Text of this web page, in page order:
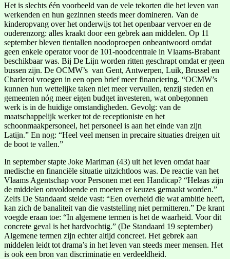
Het is slechts één voorbeeld van de vele tekorten die het leven van
werkenden en hun gezinnen steeds meer domineren. Van de
kinderopvang over het onderwijs tot het openbaar vervoer en de
ouderenzorg: alles kraakt door een gebrek aan middelen. Op 11
september bleven tientallen noodoproepen onbeantwoord omdat
geen enkele operator voor de 101-noodcentrale in Vlaams-Brabant
beschikbaar was. Bij De Lijn worden ritten geschrapt omdat er geen
bussen zijn. De OCMW’s van Gent, Antwerpen, Luik, Brussel en
Charleroi vroegen in een open brief meer financiering. “OCMW’s
kunnen hun wettelijke taken niet meer vervullen, tenzij steden en
gemeenten nóg meer eigen budget investeren, wat onbegonnen
werk is in de huidige omstandigheden. Gevolg: van de
maatschappelijk werker tot de receptioniste en het
schoonmaakpersoneel, het personeel is aan het einde van zijn
Latijn.” En nog: “Heel veel mensen in precaire situaties dreigen uit
de boot te vallen.”
In september stapte Joke Mariman (43) uit het leven omdat haar
medische en financiële situatie uitzichtloos was. De reactie van het
Vlaams Agentschap voor Personen met een Handicap? “Helaas zijn
de middelen onvoldoende en moeten er keuzes gemaakt worden.”
Zelfs De Standaard stelde vast: “Een overheid die wat ambitie heeft,
kan zich de banaliteit van die vaststelling niet permitteren.” De krant
voegde eraan toe: “In algemene termen is het de waarheid. Voor dit
concrete geval is het hardvochtig.” (De Standaard 19 september)
Algemene termen zijn echter altijd concreet. Het gebrek aan
middelen leidt tot drama’s in het leven van steeds meer mensen. Het
is ook een bron van discriminatie en verdeeldheid.